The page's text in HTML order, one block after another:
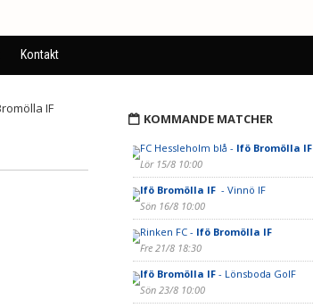
Kontakt
KOMMANDE MATCHER
FC Hessleholm blå - Ifö Bromölla IF
Lör 15/8 10:00
Ifö Bromölla IF - Vinnö IF
Sön 16/8 10:00
Rinken FC - Ifö Bromölla IF
Fre 21/8 18:30
Ifö Bromölla IF- Lönsboda GoIF
Sön 23/8 10:00